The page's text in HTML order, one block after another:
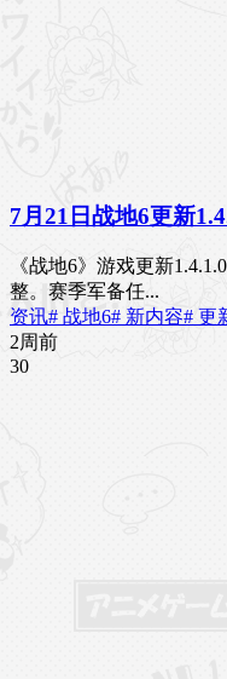
7月21日战地6更新
《战地6》游戏更新
整。赛季军备任...
资讯# 战地6# 新内容# 更
2周前
30